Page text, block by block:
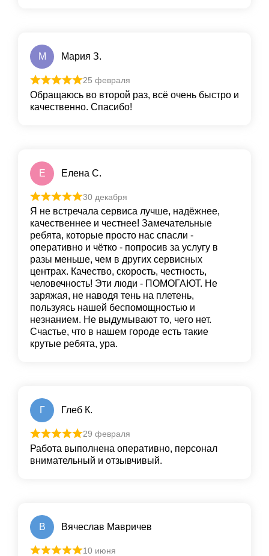
М Мария З.
25 февраля
Обращаюсь во второй раз, всё очень быстро и
качественно. Спасибо!
Е Елена С.
30 декабря
Я не встречала сервиса лучше, надёжнее,
качественнее и честнее! Замечательные
ребята, которые просто нас спасли -
оперативно и чётко - попросив за услугу в
разы меньше, чем в других сервисных
центрах. Качество, скорость, честность,
человечность! Эти люди - ПОМОГАЮТ. Не
заряжая, не наводя тень на плетень,
пользуясь нашей беспомощностью и
незнанием. Не выдумывают то, чего нет.
Счастье, что в нашем городе есть такие
крутые ребята, ура.
Г Глеб К.
29 февраля
Работа выполнена оперативно, персонал
внимательный и отзывчивый.
В Вячеслав Мавричев
10 июня